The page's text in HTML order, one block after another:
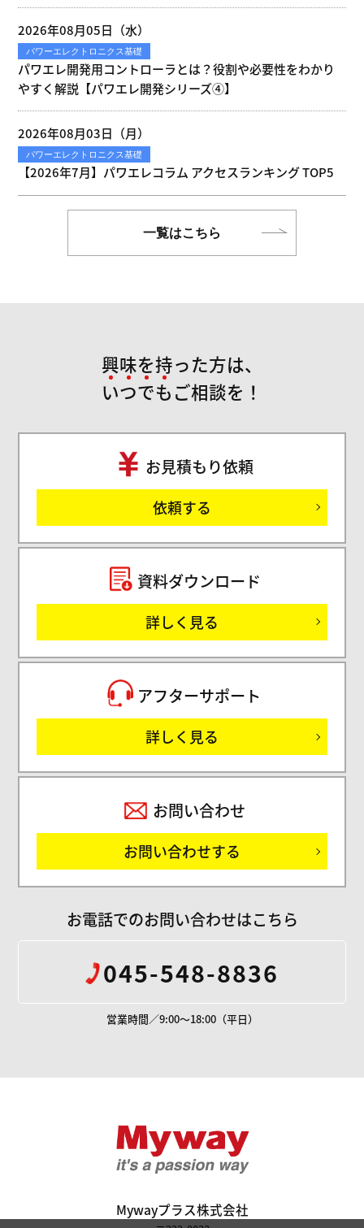
サ
2026年08月05日（水）
パワーエレクトロニクス基礎
パワエレ開発用コントローラとは？役割や必要性をわかり
やすく解説【パワエレ開発シリーズ④】
2026年08月03日（月）
パワーエレクトロニクス基礎
【2026年7月】パワエレコラム アクセスランキング TOP5
一覧はこちら
興味を持った方は、
いつでもご相談を！
お見積もり依頼
依頼する
資料ダウンロード
詳しく見る
アフターサポート
詳しく見る
お問い合わせ
お問い合わせする
お電話でのお問い合わせはこちら
045-548-8836
営業時間／9:00～18:00（平日）
Mywayプラス株式会社